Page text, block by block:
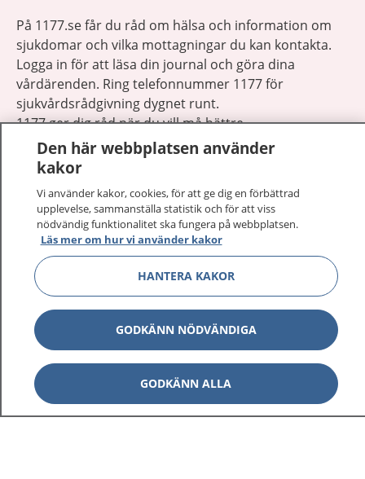
På 1177.se får du råd om hälsa och information om
sjukdomar och vilka mottagningar du kan kontakta.
Logga in för att läsa din journal och göra dina
vårdärenden. Ring telefonnummer 1177 för
sjukvårdsrådgivning dygnet runt.
1177 ger dig råd när du vill må bättre.
1177 på flera språk
Om 1177 Visa
Kontakt Visa
Behandling av personuppgifter
Den här webbplatsen använder
kakor
Vi använder kakor, cookies, för att ge dig en förbättrad
upplevelse, sammanställa statistik och för att viss
nödvändig funktionalitet ska fungera på webbplatsen.
Läs mer om hur vi använder kakor
HANTERA KAKOR
GODKÄNN NÖDVÄNDIGA
GODKÄNN ALLA